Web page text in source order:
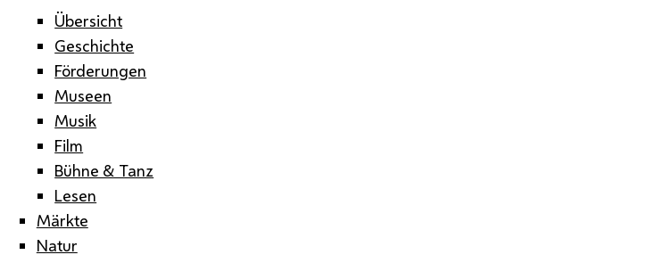
Übersicht
Geschichte
Förderungen
Museen
Musik
Film
Bühne & Tanz
Lesen
Märkte
Natur